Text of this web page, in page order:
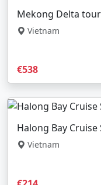
Mekong Delta
Vietnam
€538
Halong Bay
Vietnam